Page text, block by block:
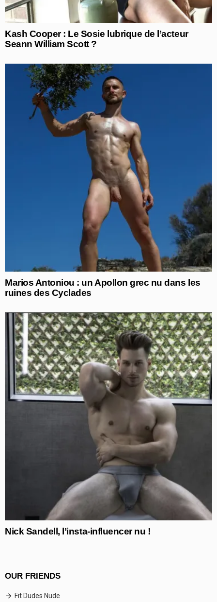
Kash Cooper : Le Sosie lubrique de l’acteur
Seann William Scott ?
Marios Antoniou : un Apollon grec nu dans les
ruines des Cyclades
Nick Sandell, l’insta-influencer nu !
OUR FRIENDS
Fit Dudes Nude